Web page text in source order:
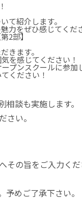
て紹介します。
力をぜひ感じてくだ
2部】
きます。
を感じてください！
プンスクールに参加
ください！
談も実施します。
さい。
の旨をご入力くだ
めご了承下さい。